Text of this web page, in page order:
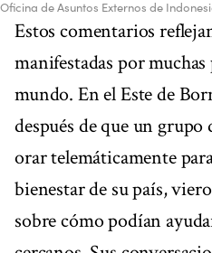
Oficina de Asuntos Externos de
Estos comentarios
manifestadas por
mundo. En el Este de
después de que un grupo
orar telemáticamente
bienestar de su país,
sobre cómo podían